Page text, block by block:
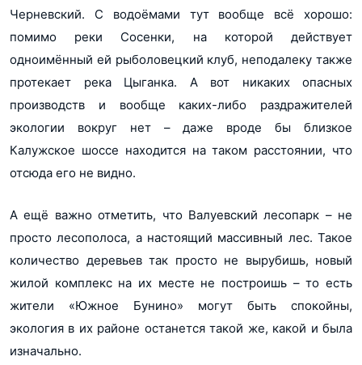
Черневский. С водоёмами тут вообще всё хорошо:
помимо реки Сосенки, на которой действует
одноимённый ей рыболовецкий клуб, неподалеку также
протекает река Цыганка. А вот никаких опасных
производств и вообще каких-либо раздражителей
экологии вокруг нет – даже вроде бы близкое
Калужское шоссе находится на таком расстоянии, что
отсюда его не видно.
А ещё важно отметить, что Валуевский лесопарк – не
просто лесополоса, а настоящий массивный лес. Такое
количество деревьев так просто не вырубишь, новый
жилой комплекс на их месте не построишь – то есть
жители «Южное Бунино» могут быть спокойны,
экология в их районе останется такой же, какой и была
изначально.